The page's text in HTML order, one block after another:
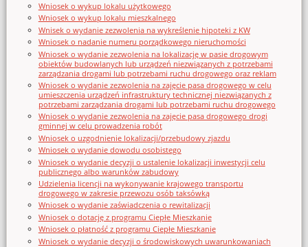
Wniosek o wykup lokalu użytkowego
Wniosek o wykup lokalu mieszkalnego
Wnisek o wydanie zezwolenia na wykreślenie hipoteki z KW
Wniosek o nadanie numeru porządkowego nieruchomości
Wniosek o wydanie zezwolenia na lokalizację w pasie drogowym
obiektów budowlanych lub urządzeń niezwiązanych z potrzebami
zarządzania drogami lub potrzebami ruchu drogowego oraz reklam
Wniosek o wydanie zezwolenia na zajęcie pasa drogowego w celu
umieszczenia urządzeń infrastruktury technicznej niezwiązanych z
potrzebami zarządzania drogami lub potrzebami ruchu drogowego
Wniosek o wydanie zezwolenia na zajęcie pasa drogowego drogi
gminnej w celu prowadzenia robót
Wniosek o uzgodnienie lokalizacji/przebudowy zjazdu
Wniosek o wydanie dowodu osobistego
Wniosek o wydanie decyzji o ustalenie lokalizacji inwestycji celu
publicznego albo warunków zabudowy
Udzielenia licencji na wykonywanie krajowego transportu
drogowego w zakresie przewozu osób taksówką
Wniosek o wydanie zaświadczenia o rewitalizacji
Wniosek o dotację z programu Ciepłe Mieszkanie
Wniosek o płatność z programu Ciepłe Mieszkanie
Wniosek o wydanie decyzji o środowiskowych uwarunkowaniach